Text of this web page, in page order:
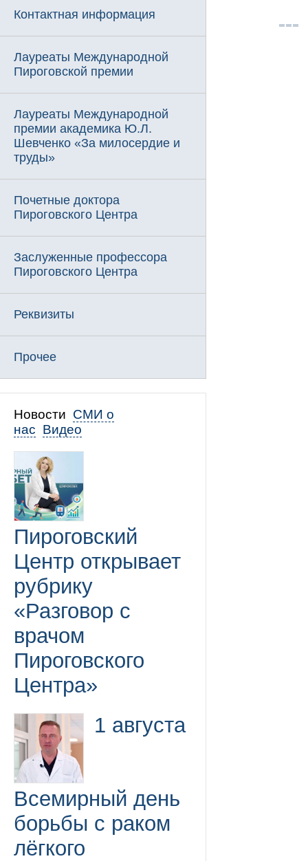
Контактная информация
Лауреаты Международной
Пироговской премии
Лауреаты Международной
премии академика Ю.Л.
Шевченко «За милосердие и
труды»
Почетные доктора
Пироговского Центра
Заслуженные профессора
Пироговского Центра
Реквизиты
Прочее
Новости СМИ о
нас Видео
Пироговский
Центр открывает
рубрику
«Разговор с
врачом
Пироговского
Центра»
1 августа
Всемирный день
борьбы с раком
лёгкого